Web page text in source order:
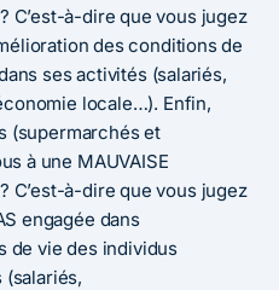
C’est-à-dire que vous jugez
des conditions de
ses activités (salariés,
locale…). Enfin,
(supermarchés et
à une MAUVAISE
C’est-à-dire que vous jugez
engagée dans
de vie des individus